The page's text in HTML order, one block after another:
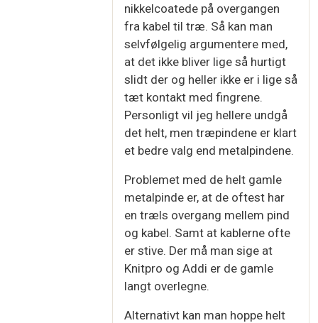
nikkelcoatede på overgangen
fra kabel til træ. Så kan man
selvfølgelig argumentere med,
at det ikke bliver lige så hurtigt
slidt der og heller ikke er i lige så
tæt kontakt med fingrene.
Personligt vil jeg hellere undgå
det helt, men træpindene er klart
et bedre valg end metalpindene.
Problemet med de helt gamle
metalpinde er, at de oftest har
en træls overgang mellem pind
og kabel. Samt at kablerne ofte
er stive. Der må man sige at
Knitpro og Addi er de gamle
langt overlegne.
Alternativt kan man hoppe helt